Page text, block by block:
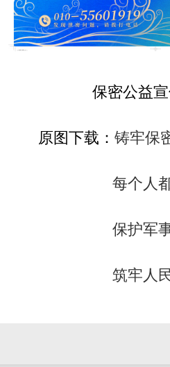
保密公益
原图下载： 铸牢保
每个人
保护军
筑牢人